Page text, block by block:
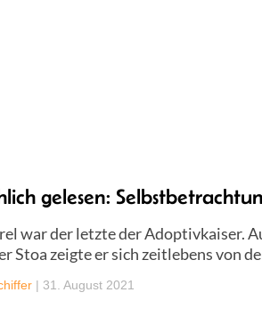
gelesen:
war der letzte der Adoptivkaiser.
Stoa zeigte er sich zeitlebens von
| 31. August 2021